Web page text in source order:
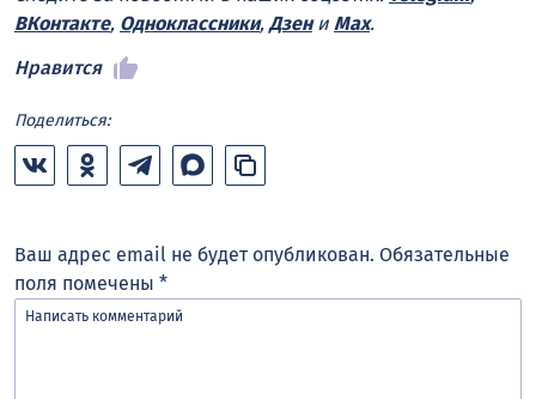
ВКонтакте, Одноклассники, Дзени Max.
Нравится
Поделиться:
Ваш адрес email не будет опубликован. Обязательные
поля помечены *